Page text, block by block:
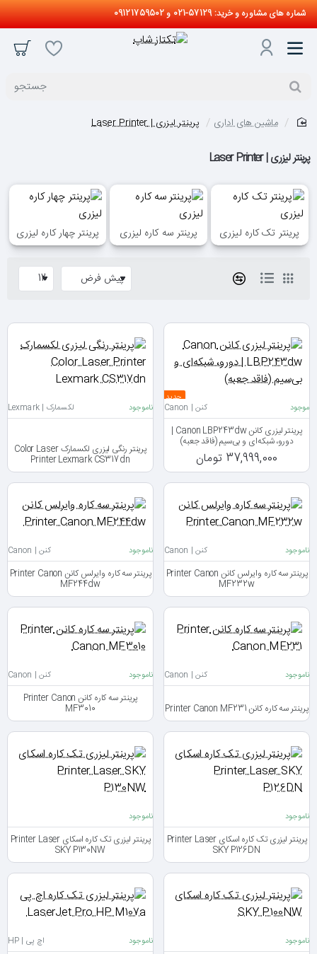
شماره های مشاوره و خرید: 57129-021 و 09121759502
جستجو
ماشین های اداری پرینتر لیزری | Laser Printer
پرینتر لیزری | Laser Printer
پرینتر تک کاره لیزری پرینتر سه کاره لیزری پرینتر چهار کاره لیزری
جدید
موجود
کنن | Canon
پرینتر لیزری کانن Canon LBP243dw |
دورو، شبکه‌ای و بی‌سیم (فاقد جعبه)
37,999,000 تومان
ناموجود لکسمارک | Lexmark
پرینتر رنگی لیزری لکسمارک Color Laser
Printer Lexmark CS317dn
ناموجود کنن | Canon
پرینتر سه کاره وایرلس کانن Printer Canon
MF232w
ناموجود کنن | Canon
پرینتر سه کاره وایرلس کانن Printer Canon
MF244dw
ناموجود کنن | Canon
پرینتر سه کاره کانن Printer Canon MF231
ناموجود کنن | Canon
پرینتر سه کاره کانن Printer Canon
MF3010
ناموجود
پرینتر لیزری تک کاره اسکای Printer Laser
SKY P126DN
ناموجود
پرینتر لیزری تک کاره اسکای Printer Laser
SKY P130NW
ناموجود ناموجود اچ پی | HP